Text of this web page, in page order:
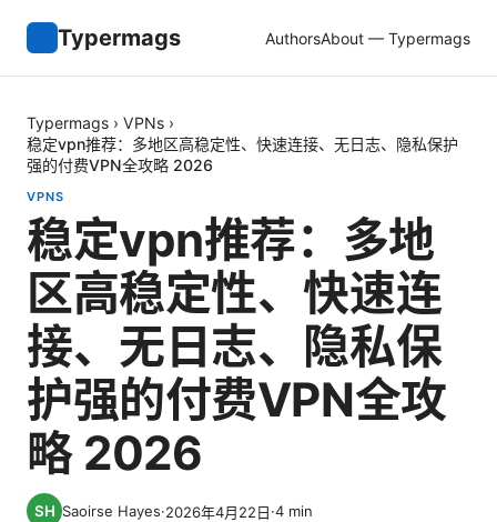
Typermags AuthorsAbout — Typermags
Typermags › VPNs ›
稳定vpn推荐：多地区高稳定性、快速连接、无日志、隐私保护
强的付费VPN全攻略 2026
VPNS
稳定vpn推荐：多地
区高稳定性、快速连
接、无日志、隐私保
护强的付费VPN全攻
略 2026
Saoirse Hayes·2026年4月22日·4 min